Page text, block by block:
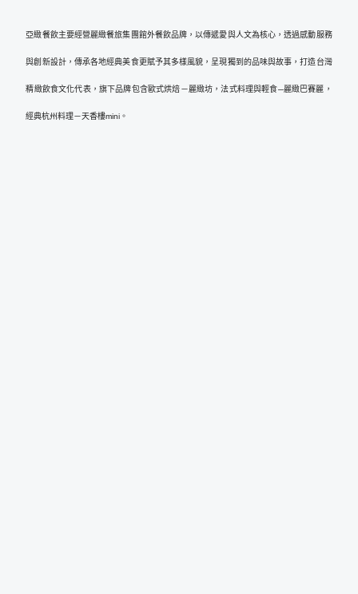
亞緻餐飲主要經營麗緻餐旅集團館外餐飲品牌，以傳遞愛與人文為核心，透過感動服務
與創新設計，傳承各地經典美食更賦予其多樣風貌，呈現獨到的品味與故事，打造台灣
精緻飲食文化代表，旗下品牌包含歐式烘焙－麗緻坊，法式料理與輕食─麗緻巴賽麗，
經典杭州料理－天香樓mini。